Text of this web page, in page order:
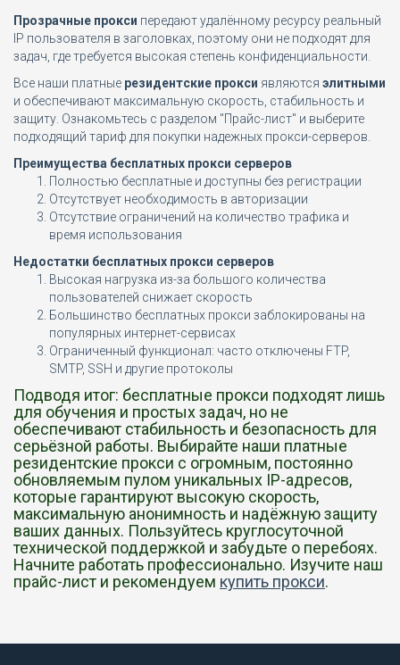
Прозрачные прокси передают удалённому ресурсу реальный
IP пользователя в заголовках, поэтому они не подходят для
задач, где требуется высокая степень конфиденциальности.
Все наши платные резидентские прокси являются элитными
и обеспечивают максимальную скорость, стабильность и
защиту. Ознакомьтесь с разделом "Прайс-лист" и выберите
подходящий тариф для покупки надежных прокси-серверов.
Преимущества бесплатных прокси серверов
Полностью бесплатные и доступны без регистрации
Отсутствует необходимость в авторизации
Отсутствие ограничений на количество трафика и
время использования
Недостатки бесплатных прокси серверов
Высокая нагрузка из-за большого количества
пользователей снижает скорость
Большинство бесплатных прокси заблокированы на
популярных интернет-сервисах
Ограниченный функционал: часто отключены FTP,
SMTP, SSH и другие протоколы
Подводя итог: бесплатные прокси подходят лишь
для обучения и простых задач, но не
обеспечивают стабильность и безопасность для
серьёзной работы. Выбирайте наши платные
резидентские прокси с огромным, постоянно
обновляемым пулом уникальных IP-адресов,
которые гарантируют высокую скорость,
максимальную анонимность и надёжную защиту
ваших данных. Пользуйтесь круглосуточной
технической поддержкой и забудьте о перебоях.
Начните работать профессионально. Изучите наш
прайс-лист и рекомендуем купить прокси.